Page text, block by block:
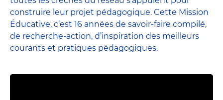
construire leur projet pédagogique. Cette Mission
Éducative, c’est 16 années de savoir-faire compilé,
de recherche-action, d’inspiration des meilleurs
courants et pratiques pédagogiques.